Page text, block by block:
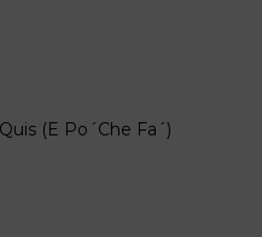
(E Po´Che Fa´)